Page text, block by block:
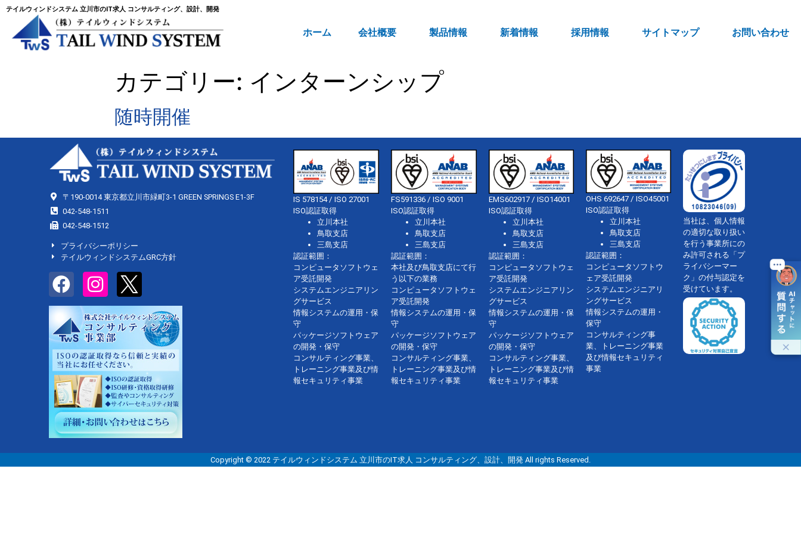
テイルウィンドシステム 立川市のIT求人 コンサルティング、設計、開発
ホーム 会社概要 製品情報 新着情報 採用情報 サイトマップ お問い合わせ
カテゴリー: インターンシップ
随時開催
〒190-0014 東京都立川市緑町3-1 GREEN SPRINGS E1-3F
042-548-1511
042-548-1512
プライバシーポリシー
テイルウィンドシステムGRC方針
IS 578154 / ISO 27001
ISO認証取得
立川本社
鳥取支店
三島支店
認証範囲：
コンピュータソフトウェ
ア受託開発
システムエンジニアリン
グサービス
情報システムの運用・保
守
パッケージソフトウェア
の開発・保守
コンサルティング事業、
トレーニング事業及び情
報セキュリティ事業
FS591336 / ISO 9001
ISO認証取得
立川本社
鳥取支店
三島支店
認証範囲：
本社及び鳥取支店にて行
う以下の業務
コンピュータソフトウェ
ア受託開発
情報システムの運用・保
守
パッケージソフトウェア
の開発・保守
コンサルティング事業、
トレーニング事業及び情
報セキュリティ事業
EMS602917 / ISO14001
ISO認証取得
立川本社
鳥取支店
三島支店
認証範囲：
コンピュータソフトウェ
ア受託開発
システムエンジニアリン
グサービス
情報システムの運用・保
守
パッケージソフトウェア
の開発・保守
コンサルティング事業、
トレーニング事業及び情
報セキュリティ事業
OHS 692647 / ISO45001
ISO認証取得
立川本社
鳥取支店
三島支店
認証範囲：
コンピュータソフトウ
ェア受託開発
システムエンジニアリ
ングサービス
情報システムの運用・
保守
コンサルティング事
業、トレーニング事業
及び情報セキュリティ
事業
当社は、個人情報
の適切な取り扱い
を行う事業所にの
み許可される「プ
ライバシーマー
ク」の付与認定を
受けています。
Copyright © 2022 テイルウィンドシステム 立川市のIT求人 コンサルティング、設計、開発 All rights Reserved.